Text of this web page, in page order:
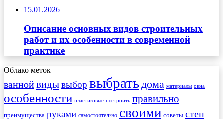
15.01.2026
Описание основных видов строительных
работ и их особенности в современной
практике
Облако меток
ваннойвидывыбор выбратьдома материалы окна
особенности пластиковые построить правильно
преимущества руками самостоятельно своими советы стен